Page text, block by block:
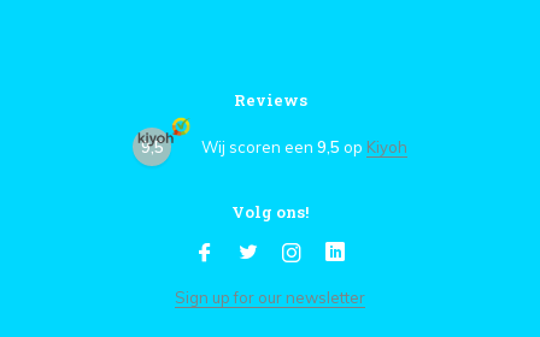
Reviews
9,5 Wij scoren een 9,5 op Kiyoh
Volg ons!
Sign up for our newsletter